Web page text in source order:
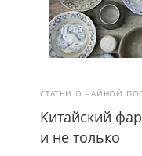
СТАТЬИ О ЧАЙНОЙ
Китайский
и не только